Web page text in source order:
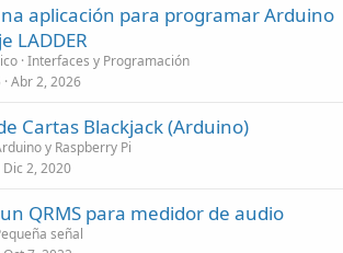
aplicación para programar Arduino
LADDER
Interfaces y Programación
Abr 2, 2026
Cartas Blackjack (Arduino)
y Raspberry Pi
Dic 2, 2020
QRMS para medidor de audio
señal